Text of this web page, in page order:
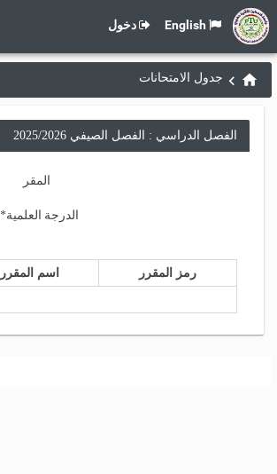
دخول
جدول الامتحانات
الفصل الدراسي : الفصل الصيفي 2025/2026
المقر
الدرجة العلمية*
رمز المقرر اسم المقرر